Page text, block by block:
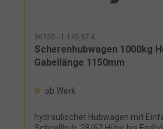
96730 - 1.145,97 €
Scherenhubwagen 1000kg
Gabellänge 1150mm
ab Werk
hydraulischer Hubwagen mit